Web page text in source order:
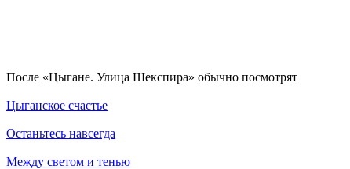
По­сле «Цыгане. Улица Шекспира» обыч­но по­смот­рят
Цыганское счастье
Останьтесь навсегда
Между светом и тенью